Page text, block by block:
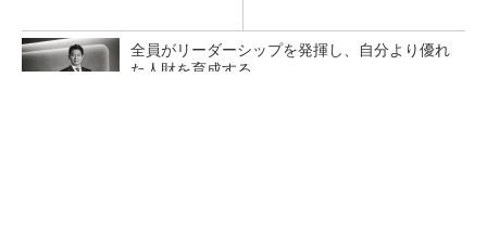
全員がリーダーシップを発揮し、自分より優れ
た人財を育成する